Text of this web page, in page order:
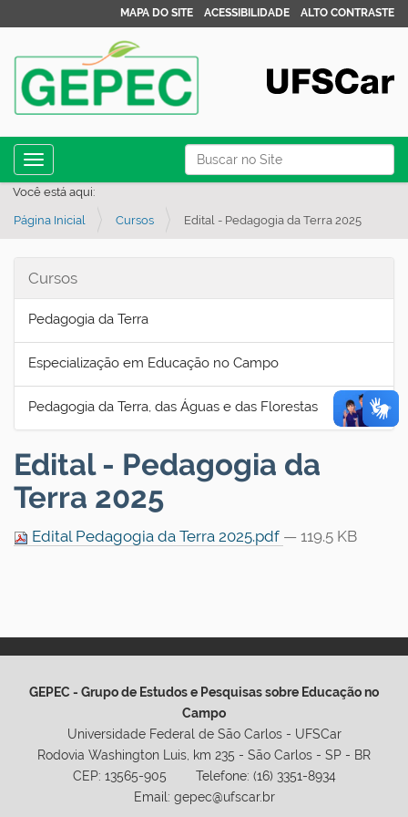
Busca
Busca Avançada…
MAPA DO SITE ACESSIBILIDADE ALTO CONTRASTE
Toggle navigation
Você está aqui:
Página Inicial Cursos Edital - Pedagogia da Terra 2025
Cursos
Pedagogia da Terra
Especialização em Educação no Campo
Pedagogia da Terra, das Águas e das Florestas
Edital - Pedagogia da
Terra 2025
Edital Pedagogia da Terra 2025.pdf — 119.5 KB
GEPEC - Grupo de Estudos e Pesquisas sobre Educação no
Campo
Universidade Federal de São Carlos - UFSCar
Rodovia Washington Luis, km 235 - São Carlos - SP - BR
CEP: 13565-905 Telefone: (16) 3351-8934
Email: gepec@ufscar.br